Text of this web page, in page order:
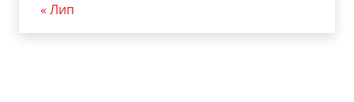
« Лип